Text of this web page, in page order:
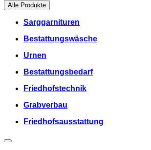
Alle Produkte
Sarggarnituren
Bestattungswäsche
Urnen
Bestattungsbedarf
Friedhofstechnik
Grabverbau
Friedhofsausstattung